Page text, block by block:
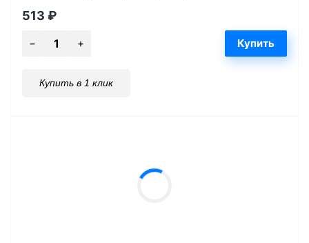
513 ₽
Купить в 1 клик